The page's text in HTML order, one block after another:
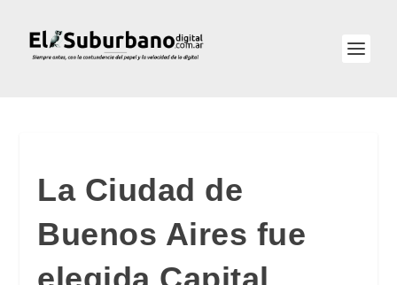
La Ciudad de
Buenos Aires fue